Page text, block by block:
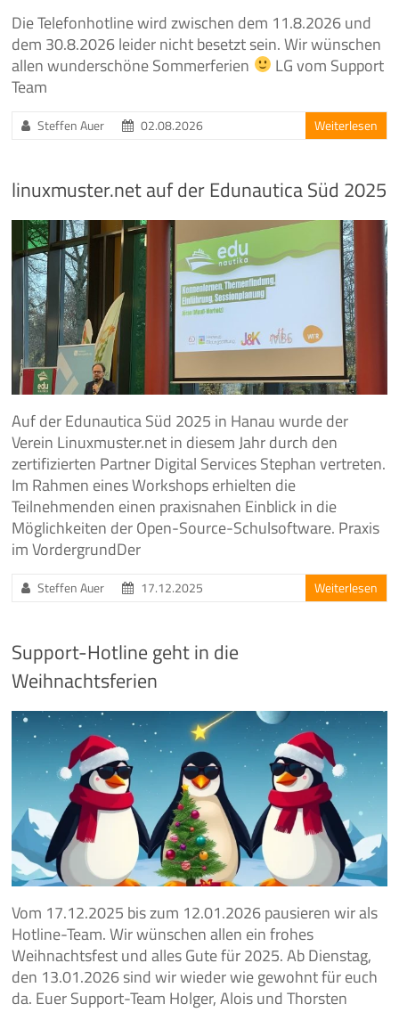
Die Telefonhotline wird zwischen dem 11.8.2026 und
dem 30.8.2026 leider nicht besetzt sein. Wir wünschen
allen wunderschöne Sommerferien
LG vom Support
Team
Steffen Auer 02.08.2026 Weiterlesen
linuxmuster.net auf der Edunautica Süd 2025
Auf der Edunautica Süd 2025 in Hanau wurde der
Verein Linuxmuster.net in diesem Jahr durch den
zertifizierten Partner Digital Services Stephan vertreten.
Im Rahmen eines Workshops erhielten die
Teilnehmenden einen praxisnahen Einblick in die
Möglichkeiten der Open-Source-Schulsoftware. Praxis
im VordergrundDer
Steffen Auer 17.12.2025 Weiterlesen
Support-Hotline geht in die
Weihnachtsferien
Vom 17.12.2025 bis zum 12.01.2026 pausieren wir als
Hotline-Team. Wir wünschen allen ein frohes
Weihnachtsfest und alles Gute für 2025. Ab Dienstag,
den 13.01.2026 sind wir wieder wie gewohnt für euch
da. Euer Support-Team Holger, Alois und Thorsten